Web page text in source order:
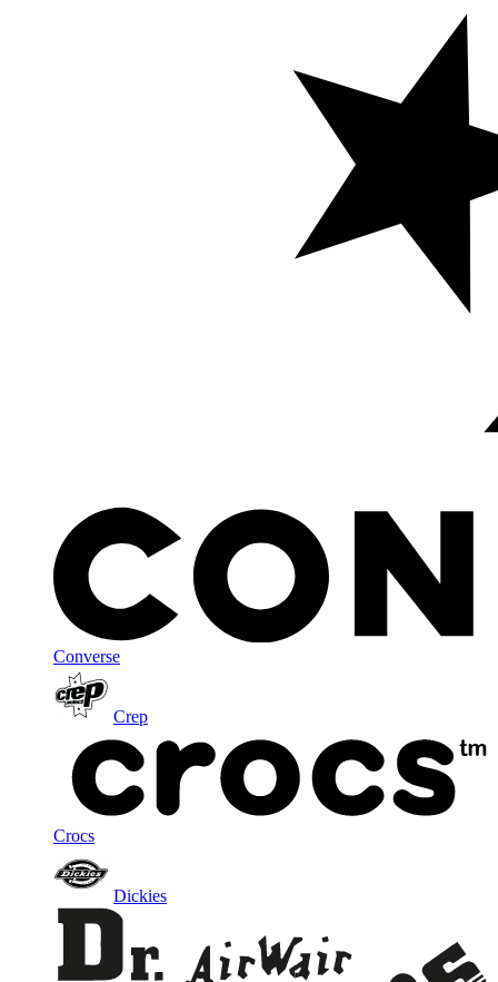
Converse
Crep
Crocs
Dickies